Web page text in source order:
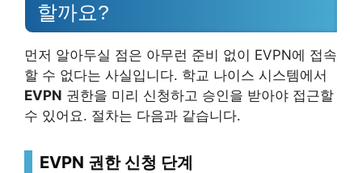
할까요?
먼저 알아두실 점은 아무런 준비 없이 EVPN에 접속
할 수 없다는 사실입니다. 학교 나이스 시스템에서
EVPN 권한을 미리 신청하고 승인을 받아야 접근할
수 있어요. 절차는 다음과 같습니다.
EVPN 권한 신청 단계